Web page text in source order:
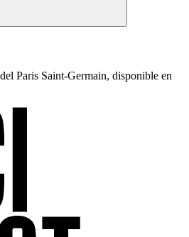
Paris Saint-Germain, disponible en